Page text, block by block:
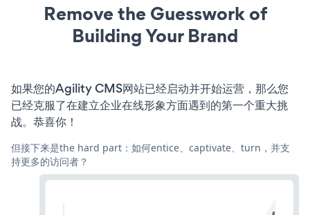
Remove the Guesswork of
Building Your Brand
如果您的Agility CMS网站已经启动并开始运营，那么您
已经克服了在建立企业在线形象方面遇到的第一个重大挑
战。恭喜你！
但接下来是the hard part：如何entice、captivate、turn，并支
持更多的访问者？